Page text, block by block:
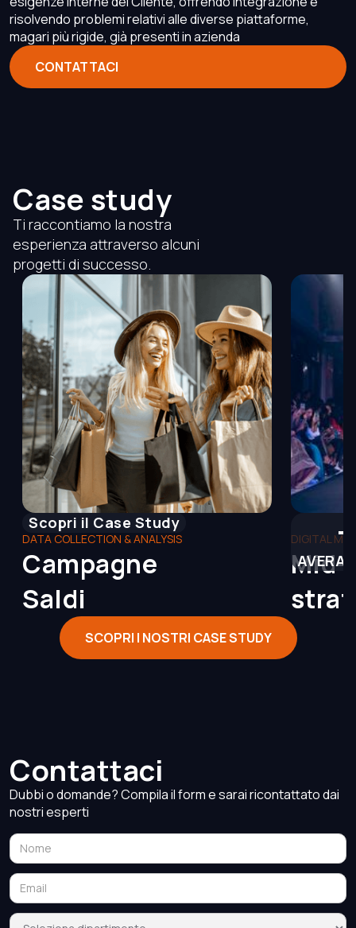
risolvendo problemi relativi alle diverse piattaforme,
magari più rigide, già presenti in azienda
CONTATTACI
Case study
Ti raccontiamo la nostra
esperienza attraverso alcuni
progetti di successo.
Scopri il Case Study
DATA COLLECTION & ANALYSIS
Campagne
Saldi
DIGITAL
SCOPRI I NOSTRI CASE STUDY
Contattaci
Dubbi o domande? Compila il form e sarai ricontattato dai
nostri esperti